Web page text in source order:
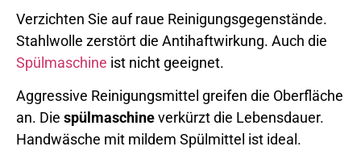
Verzichten Sie auf raue Reinigungsgegenstände.
Stahlwolle zerstört die Antihaftwirkung. Auch die
Spülmaschine ist nicht geeignet.
Aggressive Reinigungsmittel greifen die Oberfläche
an. Die spülmaschineverkürzt die Lebensdauer.
Handwäsche mit mildem Spülmittel ist ideal.